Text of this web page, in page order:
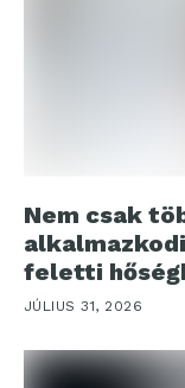
Nem csak
feletti
JÚLIUS 31, 2026